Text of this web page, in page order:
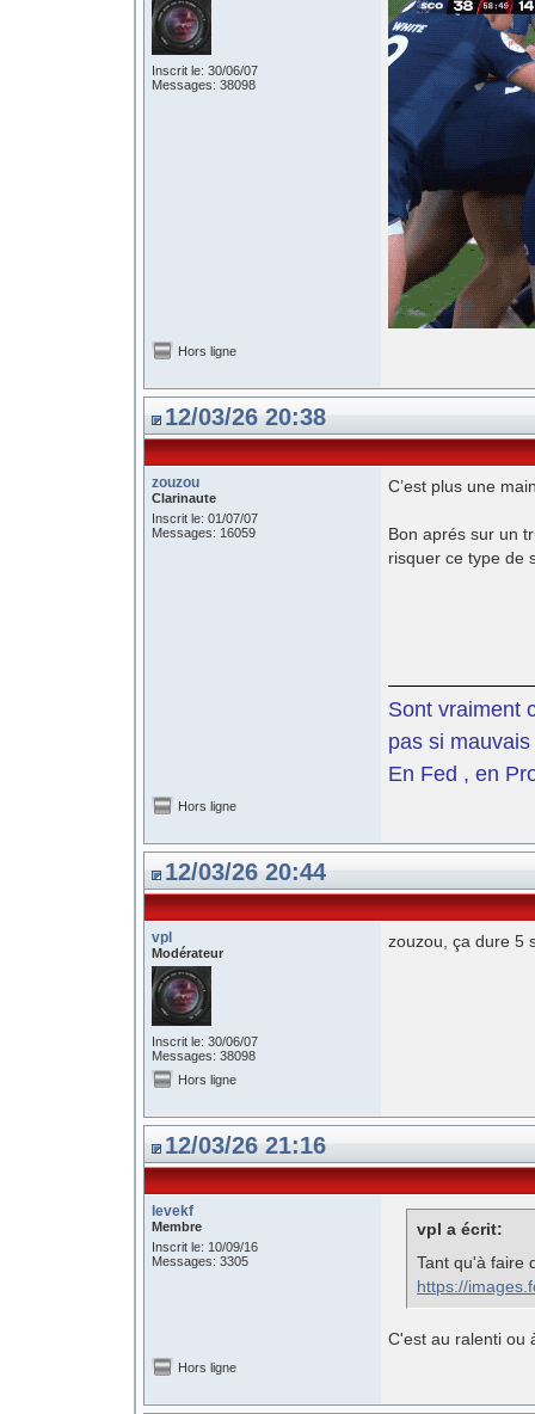
Inscrit le: 30/06/07
Messages: 38098
Hors ligne
12/03/26 20:38
zouzou
Clarinaute
Inscrit le: 01/07/07
Messages: 16059
C’est plus une
Bon aprés sur un
risquer ce type de
Sont vraiment
pas si
En Fed , en
Hors ligne
12/03/26 20:44
vpl
Modérateur
Inscrit le: 30/06/07
Messages: 38098
zouzou, ça dure 5
Hors ligne
12/03/26 21:16
levekf
Membre
Inscrit le: 10/09/16
Messages: 3305
vpl a écrit:
Tant qu'à faire
https://
C'est au ralenti ou
Hors ligne